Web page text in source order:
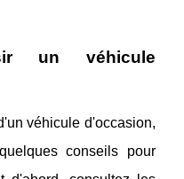
un véhicule
véhicule d'occasion,
conseils pour